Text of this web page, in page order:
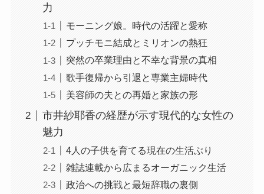
力
モーニング娘。時代の活躍と愛称
プッチモニ結成とミリオンの熱狂
突然の卒業理由と不幸な背景の真相
歌手復帰から引退と専業主婦時代
美容師の夫との再婚と家族の形
市井紗耶香の経歴が示す現代的な女性の
魅力
4人の子供を育てる現在の生活ぶり
雑誌連載から広まるオーガニック生活
政治への挑戦と最短辞職の裏側